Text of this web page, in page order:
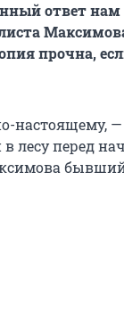
ответ нам
прочна,
настоящему, —
лесу перед